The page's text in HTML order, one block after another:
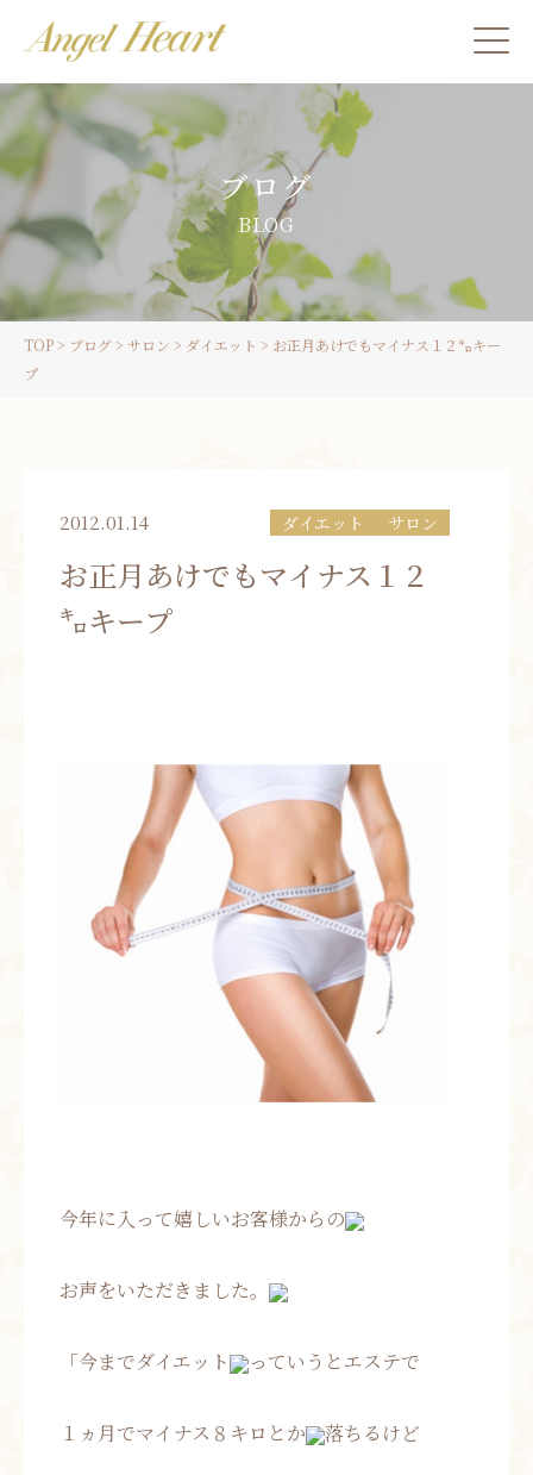
施術をご希望の方
カウンセリングをご希望の方へ
スクール受講生の方へ
お問い合わせ
ブログ
BLOG
TOP> ブログ> サロン > ダイエット > お正月あけでもマイナス１２㌔キー
プ
2012.01.14 ダイエット サロン
お正月あけでもマイナス１２
㌔キープ
今年に入って嬉しいお客様からの
お声をいただきました。
「今までダイエット っていうとエステで
１ヵ月でマイナス８キロとか 落ちるけど